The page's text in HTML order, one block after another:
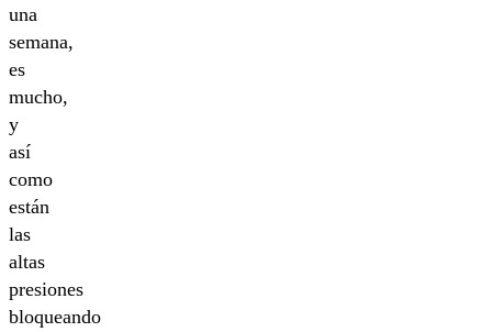
una
semana,
es
mucho,
y
así
como
están
las
altas
presiones
bloqueando